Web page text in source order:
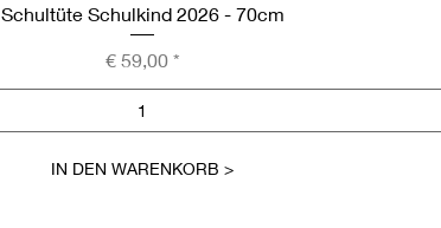
Schnellansicht
Schultüte Schulkind 2026 - 70cm
Preis
€ 59,00
IN DEN WARENKORB >